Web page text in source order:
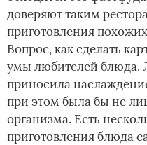
доверяют таким
приготовления
Вопрос, как сделать
умы любителей блюда.
приносила
при этом была бы не
организма. Есть
приготовления блюда